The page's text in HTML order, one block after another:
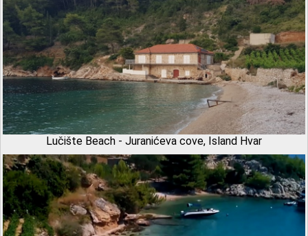
Lučište Beach - Juranićeva cove, Island Hvar